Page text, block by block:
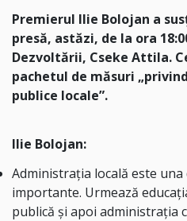
Premierul Ilie Bolojan a
presă, astăzi, de la ora
Dezvoltării, Cseke Attila.
pachetul de măsuri
publice locale”.
Ilie Bolojan:
Administrația locală este una
importante. Urmează
publică și apoi administrația